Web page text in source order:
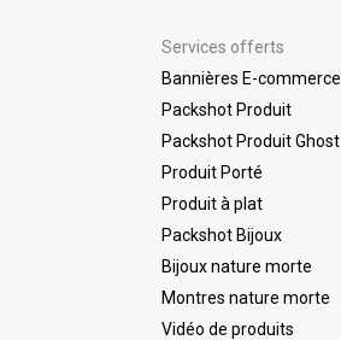
Services offerts
Bannières E-commerce
Packshot Produit
Packshot Produit Ghost
Produit Porté
Produit à plat
Packshot Bijoux
Bijoux nature morte
Montres nature morte
Vidéo de produits